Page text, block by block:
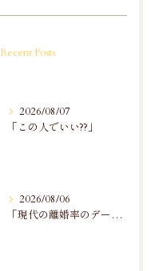
Recent Posts
2026/08/07
「この人でいい??」
2026/08/06
「現代の離婚率のデータ分析」から